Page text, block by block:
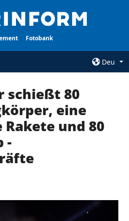
Fotobank
Deu
AGENTUR
Über uns
personenbezogener
schießt 80
eine
und 80
-